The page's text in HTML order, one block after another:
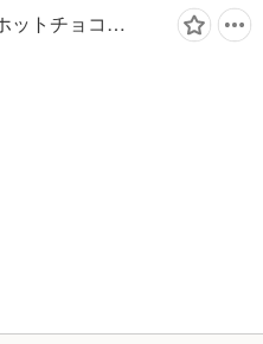
型チョコレシピ ホットチョコレート/スイート